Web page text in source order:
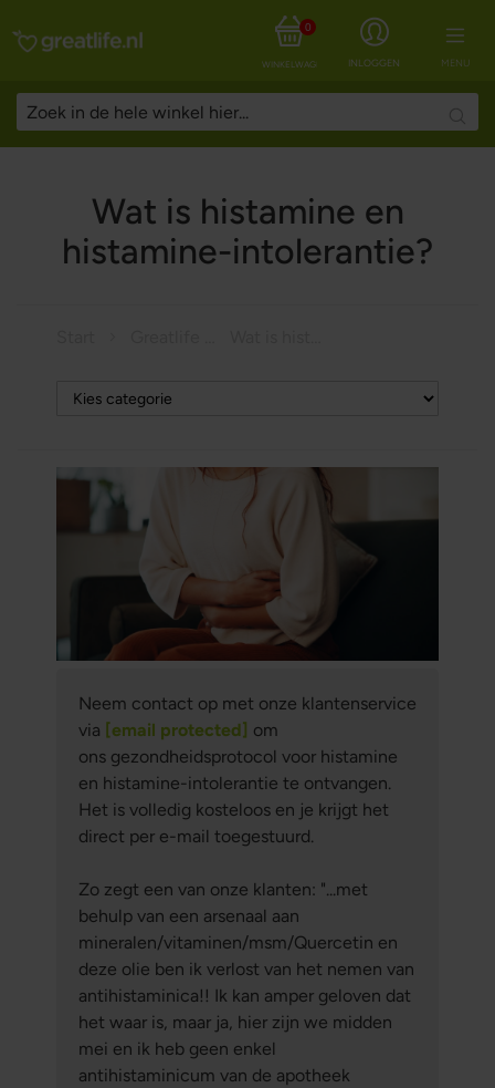
MENU
INLOGGEN
WINKELWAGEN
0
Wat is histamine en
histamine-intolerantie?
Neem contact op met onze klantenservice
via [email protected] om
ons gezondheidsprotocol voor histamine
en histamine-intolerantie te ontvangen.
Het is volledig kosteloos en je krijgt het
direct per e-mail toegestuurd.
Zo zegt een van onze klanten: "...met
behulp van een arsenaal aan
mineralen/vitaminen/msm/Quercetin en
deze olie ben ik verlost van het nemen van
antihistaminica!! Ik kan amper geloven dat
het waar is, maar ja, hier zijn we midden
mei en ik heb geen enkel
antihistaminicum van de apotheek